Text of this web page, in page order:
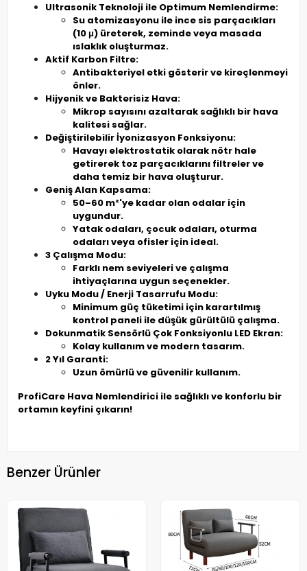
Ultrasonik Teknoloji ile Optimum Nemlendirme:
Su atomizasyonu ile ince sis parçacıkları
(10 μ) üreterek, zeminde veya masada
ıslaklık oluşturmaz.
Aktif Karbon Filtre:
Antibakteriyel etki gösterir ve kireçlenmeyi
önler.
Hijyenik ve Bakterisiz Hava:
Mikrop sayısını azaltarak sağlıklı bir hava
kalitesi sağlar.
Değiştirilebilir İyonizasyon Fonksiyonu:
Havayı elektrostatik olarak nötr hale
getirerek toz parçacıklarını filtreler ve
daha temiz bir hava oluşturur.
Geniş Alan Kapsama:
50–60 m²'ye kadar olan odalar için
uygundur.
Yatak odaları, çocuk odaları, oturma
odaları veya ofisler için ideal.
3 Çalışma Modu:
Farklı nem seviyeleri ve çalışma
ihtiyaçlarına uygun seçenekler.
Uyku Modu / Enerji Tasarrufu Modu:
Minimum güç tüketimi için karartılmış
kontrol paneli ile düşük gürültülü çalışma.
Dokunmatik Sensörlü Çok Fonksiyonlu LED Ekran:
Kolay kullanım ve modern tasarım.
2 Yıl Garanti:
Uzun ömürlü ve güvenilir kullanım.
ProfiCare Hava Nemlendirici ile sağlıklı ve konforlu bir
ortamın keyfini çıkarın!
Benzer Ürünler